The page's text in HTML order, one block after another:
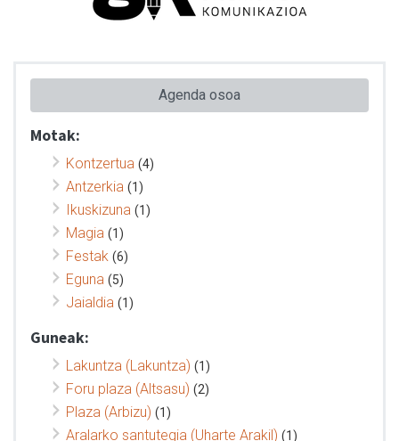
Agenda osoa
Motak:
Kontzertua (4)
Antzerkia (1)
Ikuskizuna (1)
Magia (1)
Festak (6)
Eguna (5)
Jaialdia (1)
Guneak:
Lakuntza (Lakuntza) (1)
Foru plaza (Altsasu) (2)
Plaza (Arbizu) (1)
Aralarko santutegia (Uharte Arakil) (1)